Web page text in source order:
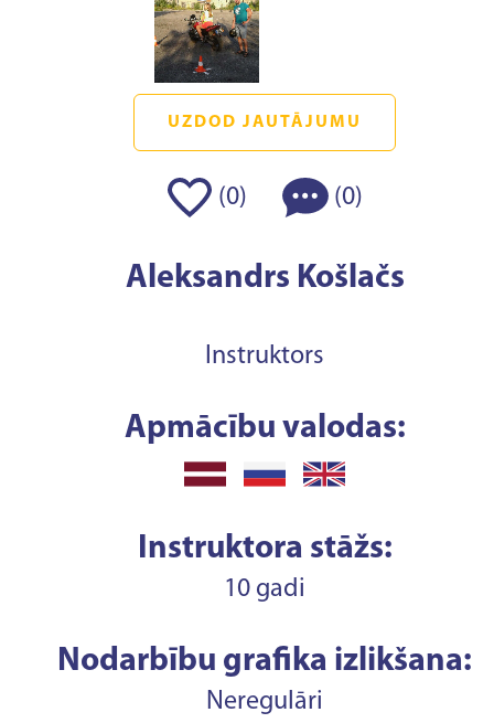
UZDOD JAUTĀJUMU
(0) (0)
Aleksandrs Košlačs
Instruktors
Apmācību valodas:
Instruktora stāžs:
10 gadi
Nodarbību grafika izlikšana:
Neregulāri